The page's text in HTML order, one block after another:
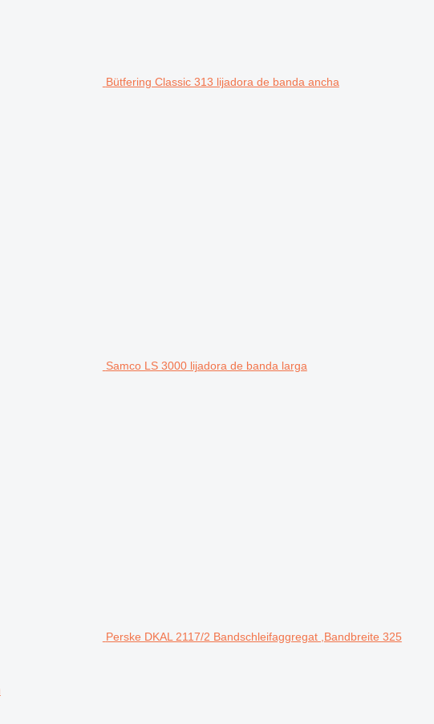
Bütfering Classic 313 lijadora de banda ancha
Samco LS 3000 lijadora de banda larga
Perske DKAL 2117/2 Bandschleifaggregat ,Bandbreite 325